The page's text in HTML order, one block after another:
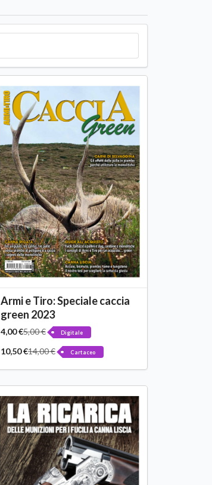
Armi e Tiro: Speciale caccia
green 2023
4,00 €5,00 € Digitale
10,50 €14,00 € Cartaceo